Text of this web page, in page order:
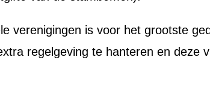
verenigingen is voor het grootste
regelgeving te hanteren en deze